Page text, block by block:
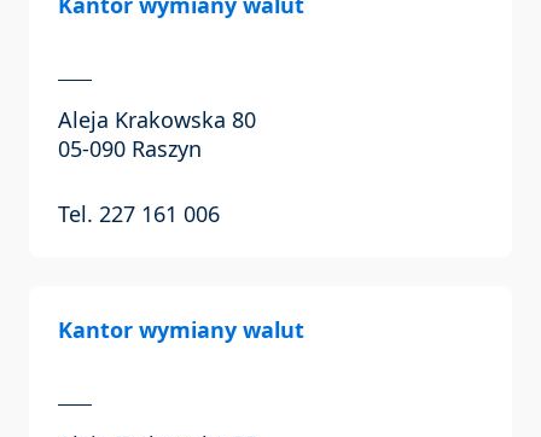
Aleja Krakowska 80
05-090 Raszyn
Tel. 227 161 006
Kantor wymiany walut